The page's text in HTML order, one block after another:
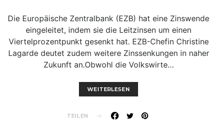
Die Europäische Zentralbank (EZB) hat eine Zinswende
eingeleitet, indem sie die Leitzinsen um einen
Viertelprozentpunkt gesenkt hat. EZB-Chefin Christine
Lagarde deutet zudem weitere Zinssenkungen in naher
Zukunft an.Obwohl die Volkswirte…
WEITERLESEN
TEILEN